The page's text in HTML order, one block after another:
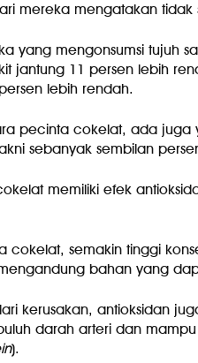
mereka mengatakan
yang mengonsumsi tujuh
jantung 11 persen lebih
lebih rendah.
pecinta cokelat, ada juga
sebanyak sembilan
memiliki efek
cokelat, semakin tinggi
bahan yang
kerusakan, antioksidan
darah arteri dan
).